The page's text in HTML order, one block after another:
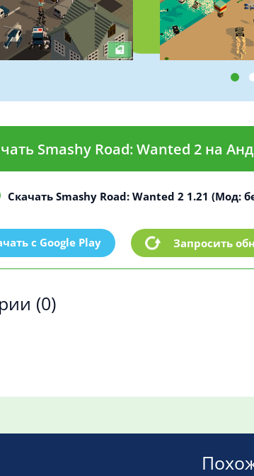
Smashy Road: Wanted 2 на
Скачать Smashy Road: Wanted 2 1.21 (Мод:
c Google Play Запросить
(0)